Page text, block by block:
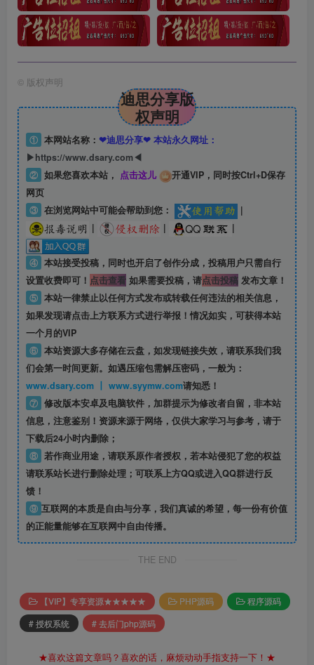
© 版权声明
迪思分享版
权声明
① 本网站名称： ❤迪思分享❤ 本站永久网址：
▶https://www.dsary.com◀
② 如果您喜欢本站， 点击这儿
开通VIP，同时按Ctrl+D保存
网页
③ 在浏览网站中可能会帮助到您：
|
|
| |
④ 本站接受投稿，同时也开启了创作分成，投稿用户只需自行
设置收费即可！ 点击查看如果需要投稿，请点击投稿发布文章！
⑤ 本站一律禁止以任何方式发布或转载任何违法的相关信息，
如果发现请点击上方联系方式进行举报！情况如实，可获得本站
一个月的VIP
⑥ 本站资源大多存储在云盘，如发现链接失效，请联系我们我
们会第一时间更新。如遇压缩包需解压密码，一般为：
www.dsary.com 丨 www.syymw.com请知悉！
⑦ 修改版本安卓及电脑软件，加群提示为修改者自留， 非本站
信息，注意鉴别！资源来源于网络，仅供大家学习与参考，请于
下载后24小时内删除；
⑧ 若作商业用途，请联系原作者授权，若本站侵犯了您的权益
请联系站长进行删除处理；可联系上方QQ或进入QQ群进行反
馈！
⑨ 互联网的本质是自由与分享，我们真诚的希望，每一份有价值
的正能量能够在互联网中自由传播。
THE END
【VIP】专享资源★★★★★ PHP源码
程序源码
# 授权系统
# 去后门php源码
★喜欢这篇文章吗？喜欢的话，麻烦动动手指支持一下！★